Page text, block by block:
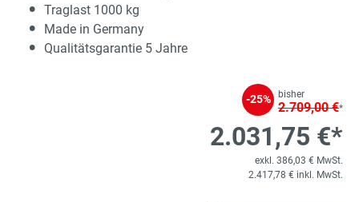
Traglast 1000 kg
Made in Germany
Qualitätsgarantie 5 Jahre
-25% bisher
2.709,00 €*
2.031,75 €*
exkl. 386,03 € MwSt.
2.417,78 € inkl. MwSt.